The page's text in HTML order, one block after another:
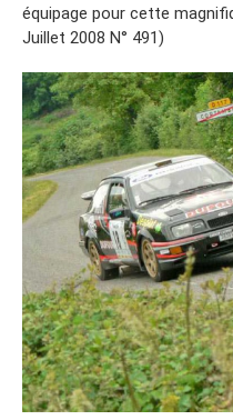
équipage pour cette
Juillet 2008 N° 491)